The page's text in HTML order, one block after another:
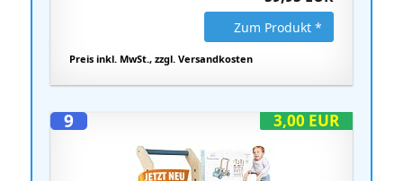
Zum Produkt *
Preis inkl. MwSt., zzgl. Versandkosten
3,00 EUR
9